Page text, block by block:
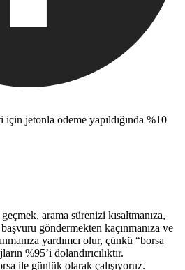
jetonla ödeme yapıldığında %10
arama sürenizi kısaltmanıza,
göndermekten kaçınmanıza ve
yardımcı olur, çünkü “borsa
%95’i dolandırıcılıktır.
ile günlük olarak çalışıyoruz.